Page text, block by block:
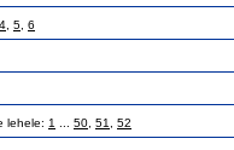
4 5 6
lehele: 1 50 51 52